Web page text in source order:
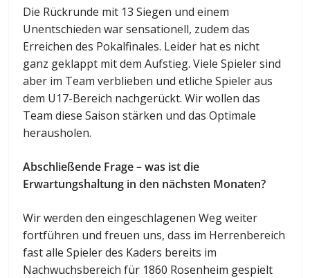
Die Rückrunde mit 13 Siegen und einem
Unentschieden war sensationell, zudem das
Erreichen des Pokalfinales. Leider hat es nicht
ganz geklappt mit dem Aufstieg. Viele Spieler sind
aber im Team verblieben und etliche Spieler aus
dem U17-Bereich nachgerückt. Wir wollen das
Team diese Saison stärken und das Optimale
herausholen.
Abschließende Frage – was ist die
Erwartungshaltung in den nächsten Monaten?
Wir werden den eingeschlagenen Weg weiter
fortführen und freuen uns, dass im Herrenbereich
fast alle Spieler des Kaders bereits im
Nachwuchsbereich für 1860 Rosenheim gespielt